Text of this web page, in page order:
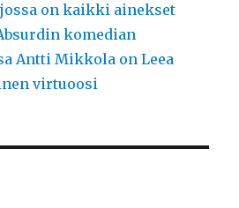
on kaikki ainekset
komedian
Antti Mikkola on Leea
virtuoosi